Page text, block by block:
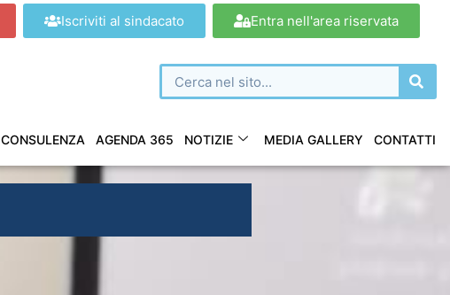
Iscriviti al sindacato Entra nell'area riservata
CONSULENZA AGENDA 365 NOTIZIE MEDIA GALLERY CONTATTI